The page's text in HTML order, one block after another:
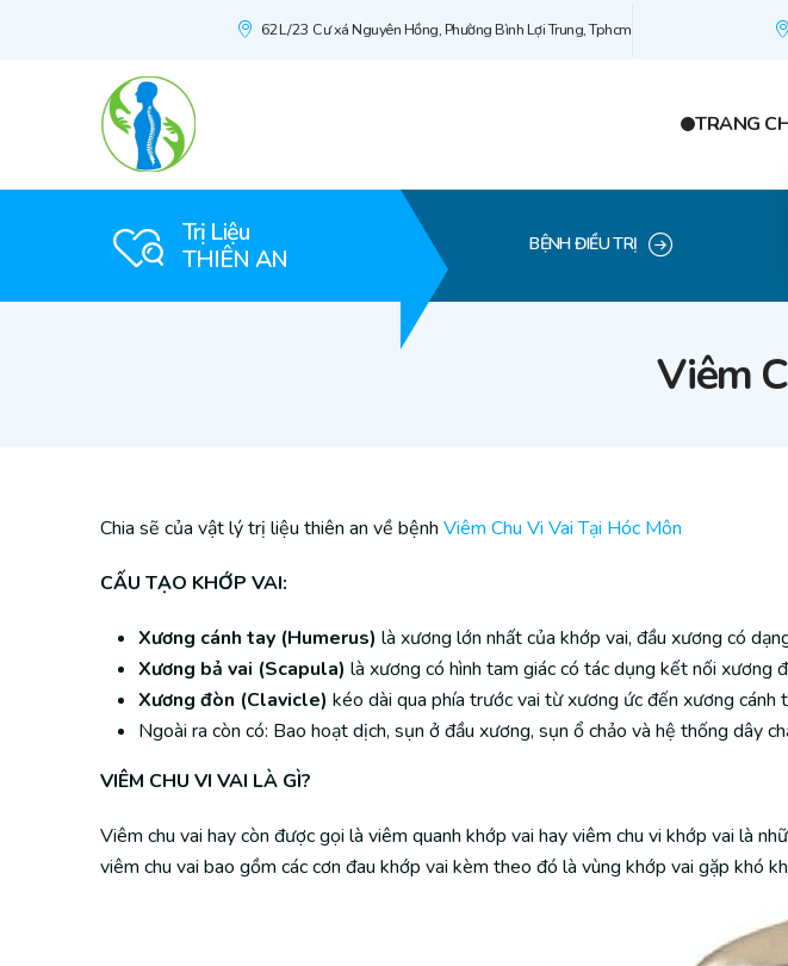
62L/23 Cư xá Nguyên Hồng, Phường Bình Lợi Trung, Tphcm
TRANG
Trị Liệu
THIÊN AN
BỆNH ĐIỀU TRỊ
Viêm
Chia sẽ của vật lý trị liệu thiên an về bệnh Viêm Chu Vi Vai Tại Hóc Môn
CẤU TẠO KHỚP VAI:
Xương cánh tay (Humerus) là xương lớn nhất của khớp vai, đầu xương có
Xương bả vai (Scapula) là xương có hình tam giác có tác dụng kết nối xương
Xương đòn (Clavicle) kéo dài qua phía trước vai từ xương ức đến xương cánh
Ngoài ra còn có: Bao hoạt dịch, sụn ở đầu xương, sụn ổ chảo và hệ thống dây
VIÊM CHU VI VAI LÀ GÌ?
Viêm chu vai hay còn được gọi là viêm quanh khớp vai hay viêm chu vi khớp vai là
viêm chu vai bao gồm các cơn đau khớp vai kèm theo đó là vùng khớp vai gặp khó